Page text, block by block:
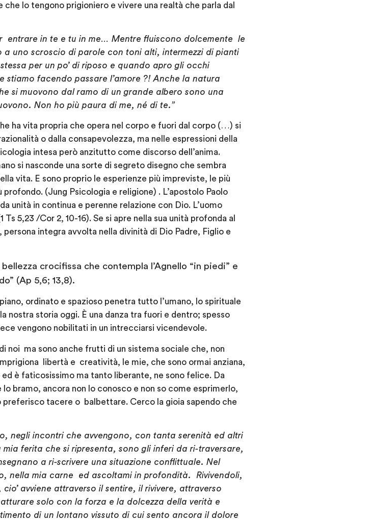
lo tengono prigioniero e vivere una realtà che parla dal
in te e tu in me… Mentre fluiscono dolcemente le
a uno scroscio di parole con toni alti, intermezzi di pianti
per un po’ di riposo e quando apro gli occhi
facendo passare l’amore ?! Anche la natura
si muovono dal ramo di un grande albero sono una
Non ho più paura di me, né di te.”
ha vita propria che opera nel corpo e fuori dal corpo (…) si
o dalla consapevolezza, ma nelle espressioni della
intesa però anzitutto come discorso dell’anima.
si nasconde una sorte di segreto disegno che sembra
vita. E sono proprio le esperienze più impreviste, le più
(Jung Psicologia e religione) . L’apostolo Paolo
unità in continua e perenne relazione con Dio. L’uomo
5,23 /Cor 2, 10-16). Se si apre nella sua unità profonda al
integra avvolta nella divinità di Dio Padre, Figlio e
crocifissa che contempla l’Agnello “in piedi” e
(Ap 5,6; 13,8).
ordinato e spazioso penetra tutto l’umano, lo spirituale
nostra storia oggi. È una danza tra fuori e dentro; spesso
vengono nobilitati in un intrecciarsi vicendevole.
noi ma sono anche frutti di un sistema sociale che, non
libertà e creatività, le mie, che sono ormai anziana,
è faticosissimo ma tanto liberante, ne sono felice. Da
bramo, ancora non lo conosco e non so come esprimerlo,
tacere o balbettare. Cerco la gioia sapendo che
negli incontri che avvengono, con tanta serenità ed altri
ferita che si ripresenta, sono gli inferi da ri-traversare,
a ri-scrivere una situazione conflittuale. Nel
nella mia carne ed ascoltami in profondità. Rivivendoli,
avviene attraverso il sentire, il rivivere, attraverso
solo con la forza e la dolcezza della verità e
di un lontano vissuto di cui sento ancora il dolore